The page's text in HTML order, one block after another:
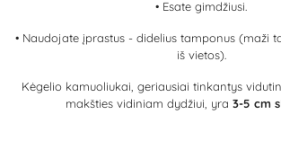
• Esate gimdžiusi.
• Naudojate įprastus - didelius tamponus (maži
iš vietos).
Kėgelio kamuoliukai, geriausiai tinkantys
makšties vidiniam dydžiui, yra 3-5 cm